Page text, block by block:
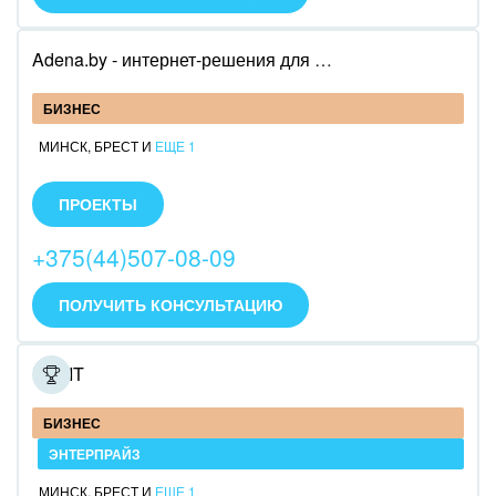
Ювелирное дело
Юриспруденция
Adena.by - интернет-решения для развития бизнеса
БИЗНЕС
МИНСК, БРЕСТ И ЕЩЕ 1
бизнеса.
Внедрении CRM Bitrix24
Разработке сайтов и интернет-магазинов на
системе 1с-Bitrix
Разработке чат-ботов
Продвижению и поддержке
ПРОЕКТЫ
+375(44)507-08-09
ПОЛУЧИТЬ КОНСУЛЬТАЦИЮ
NewIT
БИЗНЕС
ЭНТЕРПРАЙЗ
МИНСК, БРЕСТ И ЕЩЕ 1